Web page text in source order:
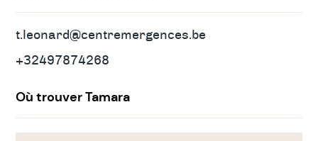
t.leonard@centremergences.be
+32497874268
Où trouver Tamara